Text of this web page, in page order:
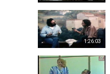
1:26:03